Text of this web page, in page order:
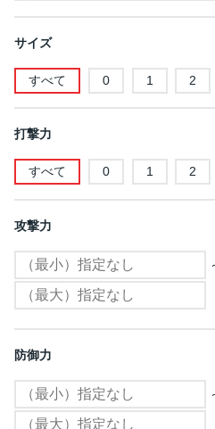
サイズ
すべて 0 1 2
打撃力
すべて 0 1 2
攻撃力
防御力